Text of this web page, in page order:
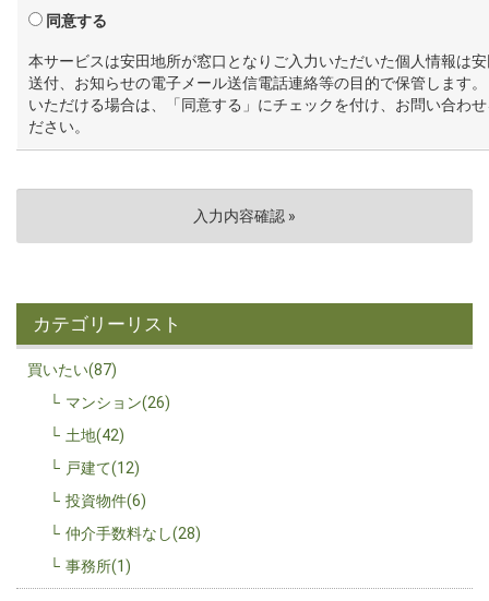
同意する
本サービスは安田地所が窓口となりご入力いただいた個人情報は
送付、お知らせの電子メール送信電話連絡等の目的で保管します
いただける場合は、「同意する」にチェックを付け、お問い合わ
ださい。
カテゴリーリスト
買いたい(87)
マンション(26)
土地(42)
戸建て(12)
投資物件(6)
仲介手数料なし(28)
事務所(1)